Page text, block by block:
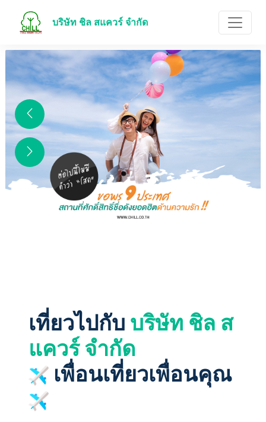
บริษัท ชิล สแควร์ จำกัด
เที่ยวไปกับ บริษัท ชิล ส
แควร์ จำกัด
เพื่อนเที่ยวเพื่อนคุณ